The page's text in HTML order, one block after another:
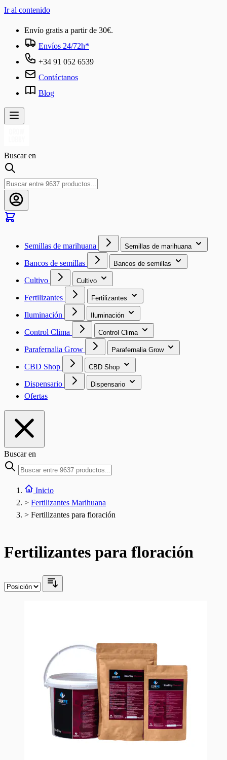
Ir al contenido
Envío gratis a partir de 30€.
Envíos 24/72h*
+34 91 052 6539
Contáctanos
Blog
Buscar en
Semillas de marihuana Semillas de marihuana
Bancos de semillas Bancos de semillas
Cultivo Cultivo
Fertilizantes Fertilizantes
Iluminación Iluminación
Control Clima Control Clima
Parafernalia Grow Parafernalia Grow
CBD Shop CBD Shop
Dispensario Dispensario
Ofertas
Buscar en
Inicio
> Fertilizantes Marihuana
> Fertilizantes para floración
Fertilizantes para floración